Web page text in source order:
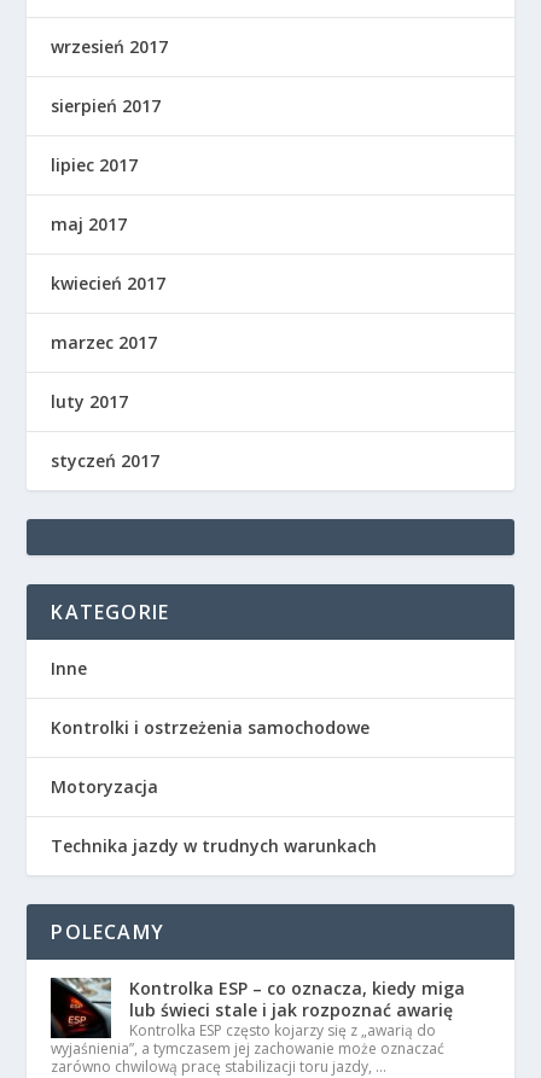
wrzesień 2017
sierpień 2017
lipiec 2017
maj 2017
kwiecień 2017
marzec 2017
luty 2017
styczeń 2017
KATEGORIE
Inne
Kontrolki i ostrzeżenia samochodowe
Motoryzacja
Technika jazdy w trudnych warunkach
POLECAMY
Kontrolka ESP – co oznacza, kiedy miga
lub świeci stale i jak rozpoznać awarię
Kontrolka ESP często kojarzy się z „awarią do
wyjaśnienia”, a tymczasem jej zachowanie może oznaczać
zarówno chwilową pracę stabilizacji toru jazdy, …